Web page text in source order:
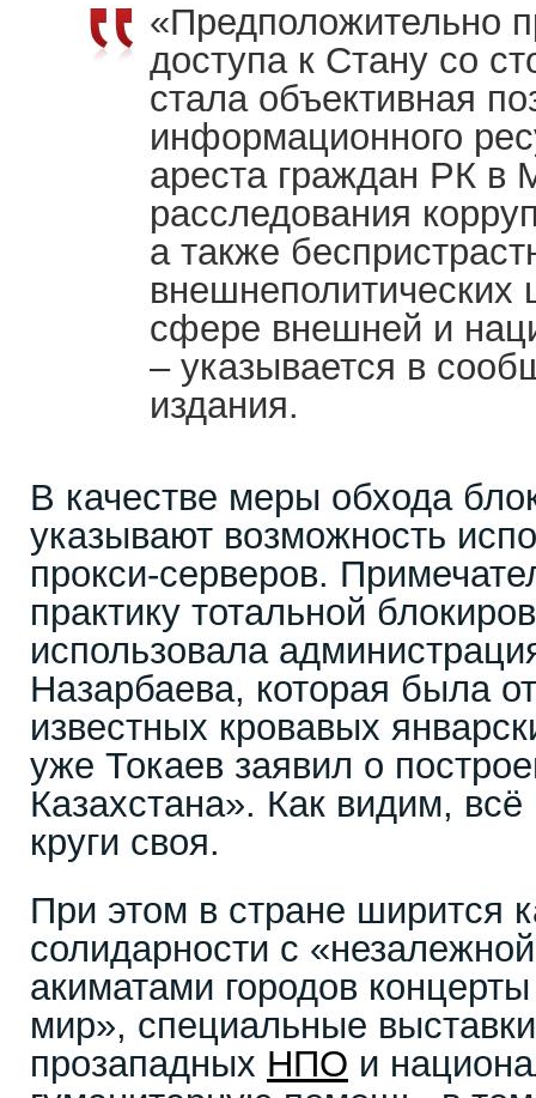
«Предположительно
доступа к Стану со
стала объективная
информационного
ареста граждан РК в
расследования
а также
внешнеполитических
сфере внешней и
– указывается в
издания.
В качестве меры обхода
указывают возможность
прокси-серверов.
практику тотальной
использовала
Назарбаева, которая была
известных кровавых
уже Токаев заявил о
Казахстана». Как видим,
круги своя.
При этом в стране ширится
солидарности с
акиматами городов
мир», специальные
прозападных НПО и